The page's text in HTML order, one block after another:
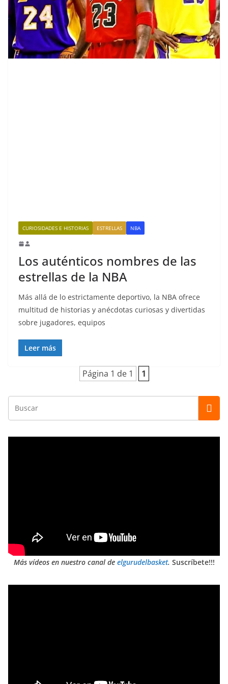
CURIOSIDADES E HISTORIAS ESTRELLAS NBA
Los auténticos nombres de las
estrellas de la NBA
Más allá de lo estrictamente deportivo, la NBA ofrece
multitud de historias y anécdotas curiosas y divertidas
sobre jugadores, equipos
Leer más
Página 1 de 1 1
Más vídeos en nuestro canal de elgurudelbasket. Suscríbete!!!